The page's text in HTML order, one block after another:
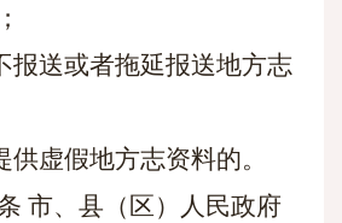
报送或者拖延报送地方志
供虚假地方志资料的。
市、县（区）人民政府